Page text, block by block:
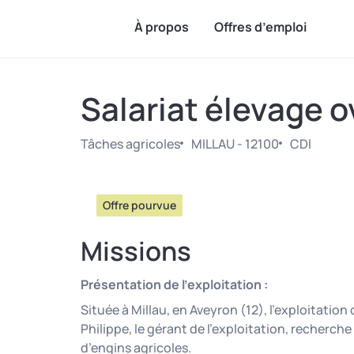
À propos Offres d’emploi
Salariat élevage
Tâches agricoles MILLAU - 12100 CDI
Offre pourvue
Missions
Présentation de l’exploitation :
Située à Millau, en Aveyron (12),
Philippe, le gérant de l’exploitation,
d’engins agricoles.